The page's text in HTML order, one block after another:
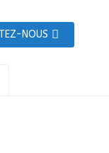
NOUS